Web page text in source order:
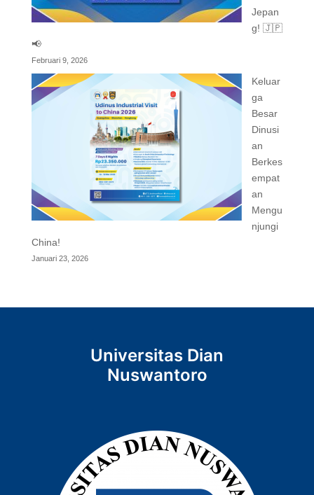
Jepan
g! 🇯🇵
📢
Februari 9, 2026
Keluar
ga
Besar
Dinusi
an
Berkes
empat
an
Mengu
njungi
China!
Januari 23, 2026
Universitas Dian
Nuswantoro